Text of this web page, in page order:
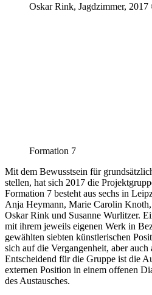
Oskar Rink, Jagdzimmer,
Formation 7
Mit dem Bewusstsein für
stellen, hat sich 2017 die
Formation 7 besteht aus sechs in
Anja Heymann, Marie Carolin
Oskar Rink und Susanne Wurlitzer.
mit ihrem jeweils eigenen Werk in
gewählten siebten künstlerischen
sich auf die Vergangenheit, aber
Entscheidend für die Gruppe ist die
externen Position in einem offenen
des Austausches.